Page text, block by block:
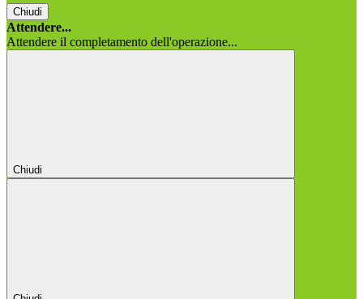
Chiudi
Attendere...
Attendere il completamento dell'operazione...
Chiudi